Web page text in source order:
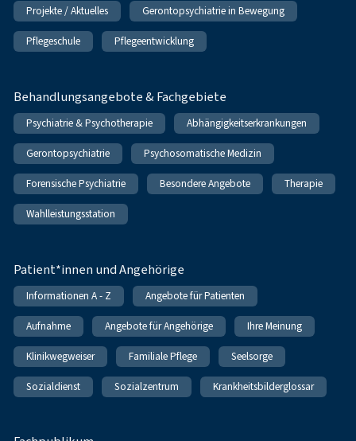
Projekte / Aktuelles Gerontopsychiatrie in Bewegung
Pflegeschule Pflegeentwicklung
Behandlungsangebote & Fachgebiete
Psychiatrie & Psychotherapie Abhängigkeitserkrankungen
Gerontopsychiatrie Psychosomatische Medizin
Forensische Psychiatrie Besondere Angebote Therapie
Wahlleistungsstation
Patient*innen und Angehörige
Informationen A - Z Angebote für Patienten
Aufnahme Angebote für Angehörige Ihre Meinung
Klinikwegweiser Familiale Pflege Seelsorge
Sozialdienst Sozialzentrum Krankheitsbilderglossar